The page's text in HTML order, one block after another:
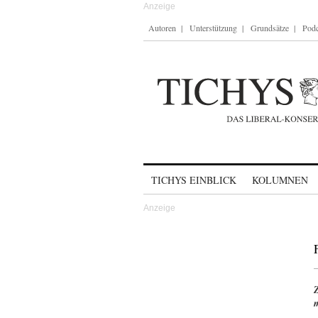
Autoren Unterstützung Grundsätze
TICHYS EINBLICK KOLUMNEN